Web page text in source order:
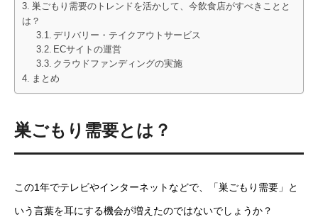
巣ごもり需要のトレンドを活かして、今飲食店がすべきことと
は？
デリバリー・テイクアウトサービス
ECサイトの運営
クラウドファンディングの実施
まとめ
巣ごもり需要とは？
この1年でテレビやインターネットなどで、「巣ごもり需要」と
いう言葉を耳にする機会が増えたのではないでしょうか？